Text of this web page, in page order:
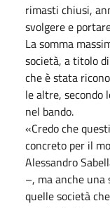
rimasti chiusi,
svolgere e
La somma
società, a titolo
che è stata
le altre, secondo
nel bando.
«Credo che
concreto per il
Alessandro
–, ma anche
quelle società